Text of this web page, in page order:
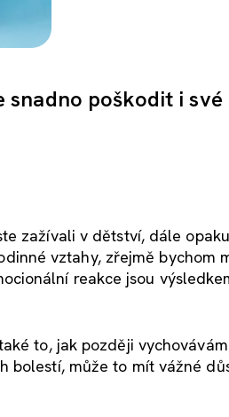
poškodit i
zažívali v dětství, dále
vztahy, zřejmě bychom
reakce jsou
to, jak později
bolestí, může to mít vážné